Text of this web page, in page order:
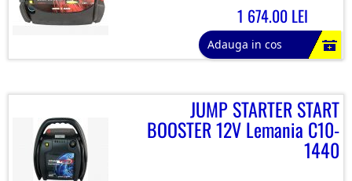
1 674.00 LEI
Adauga in cos
JUMP STARTER START
BOOSTER 12V Lemania C10-
1440